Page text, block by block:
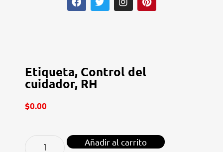
Etiqueta, Control del
cuidador, RH
$0.00
Añadir al carrito